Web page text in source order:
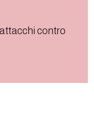
contro